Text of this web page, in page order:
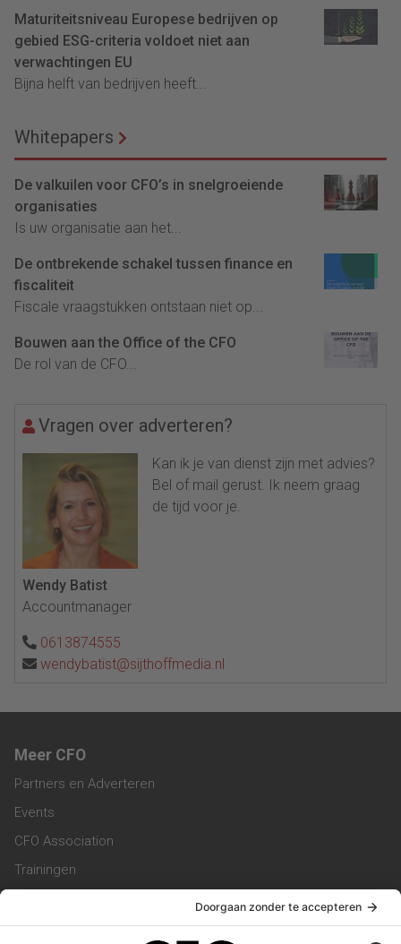
Maturiteitsniveau Europese bedrijven op
gebied ESG-criteria voldoet niet aan
verwachtingen EU
Bijna helft van bedrijven heeft...
Whitepapers
De valkuilen voor CFO’s in snelgroeiende
organisaties
Is uw organisatie aan het...
De ontbrekende schakel tussen finance en
fiscaliteit
Fiscale vraagstukken ontstaan niet op...
Bouwen aan the Office of the CFO
De rol van de CFO...
Vragen over adverteren?
Kan ik je van dienst zijn met advies?
Bel of mail gerust. Ik neem graag
de tijd voor je.
Wendy Batist
Accountmanager
0613874555
wendybatist@sijthoffmedia.nl
Meer CFO
Partners en Adverteren
Events
CFO Association
Trainingen
Vacatures